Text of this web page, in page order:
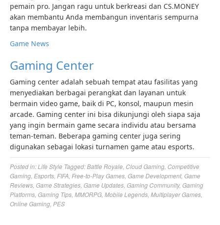
pemain pro. Jangan ragu untuk berkreasi dan CS.MONEY
akan membantu Anda membangun inventaris sempurna
tanpa membayar lebih.
Game News
Gaming Center
Gaming center adalah sebuah tempat atau fasilitas yang
menyediakan berbagai perangkat dan layanan untuk
bermain video game, baik di PC, konsol, maupun mesin
arcade. Gaming center ini bisa dikunjungi oleh siapa saja
yang ingin bermain game secara individu atau bersama
teman-teman. Beberapa gaming center juga sering
digunakan sebagai lokasi turnamen game atau esports.
Posted in:Life Style Tagged:Battle Royale Cloud Gaming Competitive
Gaming Esports FIFA Free-to-Play Games Game Development, Game
Reviews Game Strategies Game Updates Gaming Community, Gaming
Platforms Gaming Tips MMORPG Mobile Legends Multiplayer Games
Online Gaming PES